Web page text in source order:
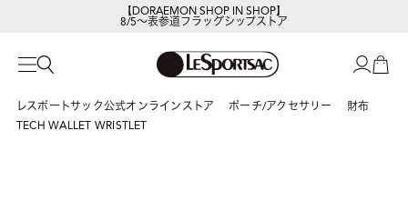
【DORAEMON SHOP IN SHOP】
8/5～表参道フラッグシップストア
レスポートサック公式オンラインストア ポーチ/アクセサリー
財布
TECH WALLET WRISTLET